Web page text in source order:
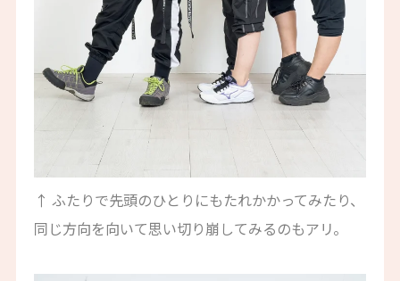
↑ ふたりで先頭のひとりにもたれかかってみたり、
同じ方向を向いて思い切り崩してみるのもアリ。